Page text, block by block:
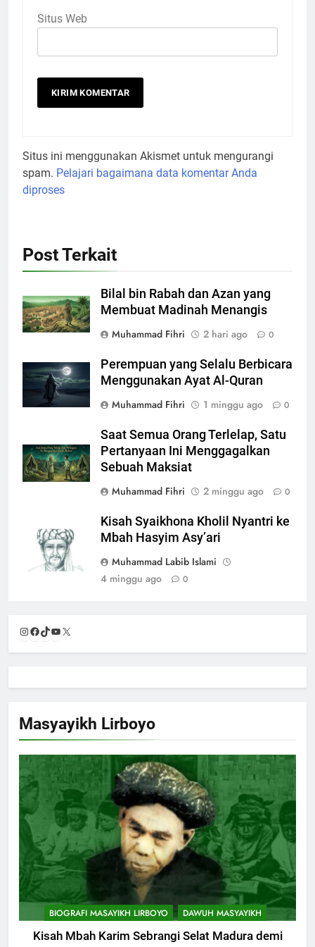
Situs Web
Situs ini menggunakan Akismet untuk mengurangi
spam. Pelajari bagaimana data komentar Anda
diproses
Post Terkait
Bilal bin Rabah dan Azan yang
Membuat Madinah Menangis
Muhammad Fihri
2 hari ago 0
Perempuan yang Selalu Berbicara
Menggunakan Ayat Al-Quran
Muhammad Fihri
1 minggu ago 0
Saat Semua Orang Terlelap, Satu
Pertanyaan Ini Menggagalkan
Sebuah Maksiat
Muhammad Fihri
2 minggu ago 0
Kisah Syaikhona Kholil Nyantri ke
Mbah Hasyim Asy’ari
Muhammad Labib Islami
4 minggu ago
0
Instagram
Facebook
TikTok
YouTube
Masyayikh Lirboyo
BIOGRAFI MASAYIKH LIRBOYO DAWUH MASYAYIKH
Kisah Mbah Karim Sebrangi Selat Madura demi